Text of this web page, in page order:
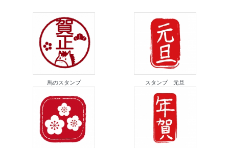
馬のスタンプ スタンプ 元旦